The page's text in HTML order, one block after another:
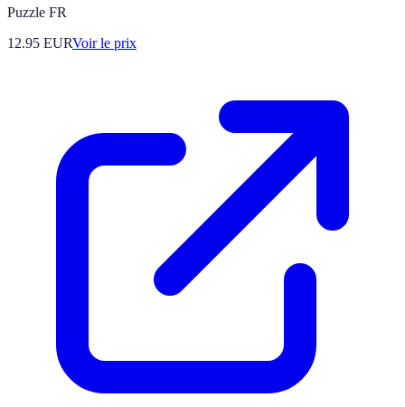
Puzzle FR
12.95 EURVoir le prix